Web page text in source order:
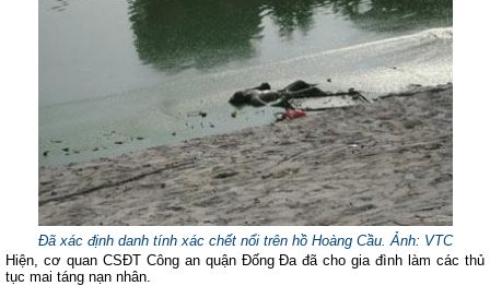
Đã xác định danh tính xác chết nổi trên hồ Hoàng Cầu. Ảnh: VTC
Hiện, cơ quan CSĐT Công an quận Đống Đa đã cho gia đình làm các thủ
tục mai táng nạn nhân.